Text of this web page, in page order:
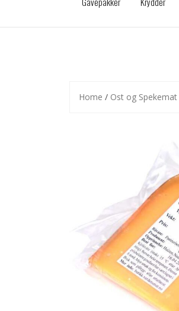
Home / Ost og Spekemat